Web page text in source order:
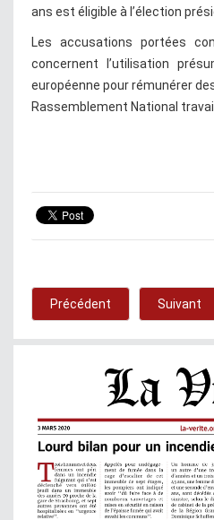
ans est éligible à l’élection
Les accusations portées
concernent l’utilisation
européenne pour rémunérer
Rassemblement National
Précédent Suivant